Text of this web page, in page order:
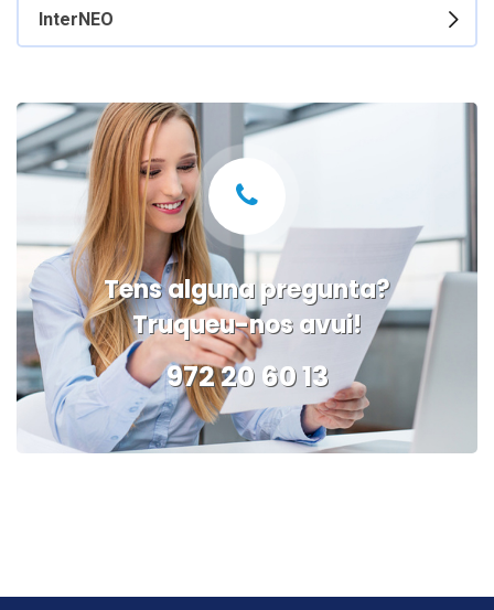
InterNEO
Tens alguna pregunta?
Truqueu-nos avui!
972 20 60 13